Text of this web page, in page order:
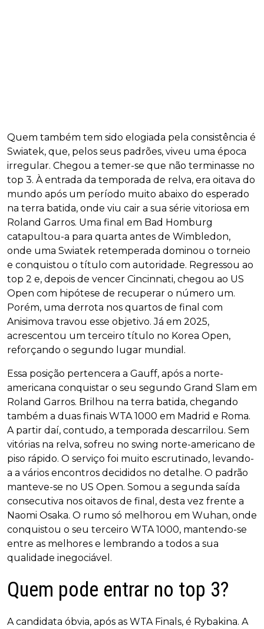
Quem também tem sido elogiada pela consistência é
Swiatek, que, pelos seus padrões, viveu uma época
irregular. Chegou a temer-se que não terminasse no
top 3. À entrada da temporada de relva, era oitava do
mundo após um período muito abaixo do esperado
na terra batida, onde viu cair a sua série vitoriosa em
Roland Garros. Uma final em Bad Homburg
catapultou-a para quarta antes de Wimbledon,
onde uma Swiatek retemperada dominou o torneio
e conquistou o título com autoridade. Regressou ao
top 2 e, depois de vencer Cincinnati, chegou ao US
Open com hipótese de recuperar o número um.
Porém, uma derrota nos quartos de final com
Anisimova travou esse objetivo. Já em 2025,
acrescentou um terceiro título no Korea Open,
reforçando o segundo lugar mundial.
Essa posição pertencera a Gauff, após a norte-
americana conquistar o seu segundo Grand Slam em
Roland Garros. Brilhou na terra batida, chegando
também a duas finais WTA 1000 em Madrid e Roma.
A partir daí, contudo, a temporada descarrilou. Sem
vitórias na relva, sofreu no swing norte-americano de
piso rápido. O serviço foi muito escrutinado, levando-
a a vários encontros decididos no detalhe. O padrão
manteve-se no US Open. Somou a segunda saída
consecutiva nos oitavos de final, desta vez frente a
Naomi Osaka. O rumo só melhorou em Wuhan, onde
conquistou o seu terceiro WTA 1000, mantendo-se
entre as melhores e lembrando a todos a sua
qualidade inegociável.
Quem pode entrar no top 3?
A candidata óbvia, após as WTA Finals, é Rybakina. A